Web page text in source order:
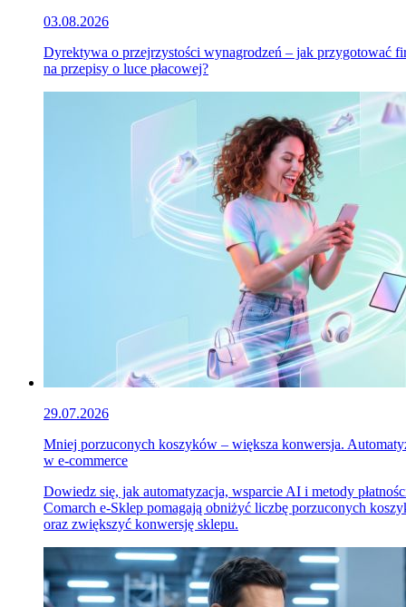
03.08.2026
Dyrektywa o przejrzystości wynagrodzeń – jak przygotować
na przepisy o luce płacowej?
29.07.2026
Mniej porzuconych koszyków – większa konwersja.
w e-commerce
Dowiedz się, jak automatyzacja, wsparcie AI i metody
Comarch e-Sklep pomagają obniżyć liczbę porzuconych
oraz zwiększyć konwersję sklepu.